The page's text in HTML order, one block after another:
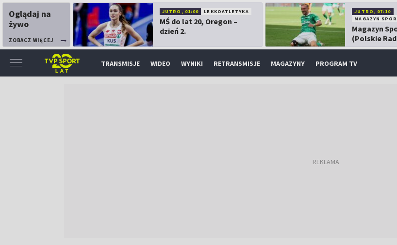
Oglądaj na
żywo
ZOBACZ WIĘCEJ
JUTRO, 01:00 LEKKOATLETYKA
MŚ do lat 20, Oregon –
dzień 2.
JUTRO, 07:10
MAGAZYN
Magazyn
(Polskie
TRANSMISJE WIDEO WYNIKI RETRANSMISJE MAGAZYNY PROGRAM TV